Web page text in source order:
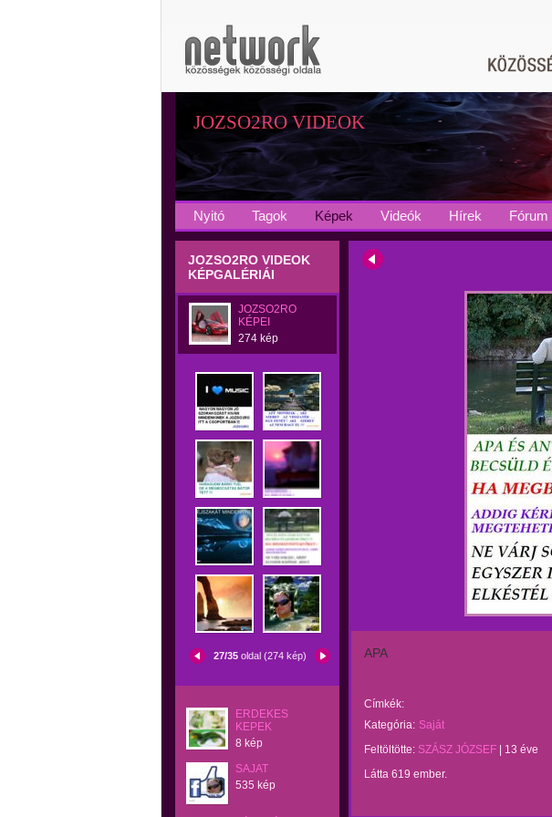
JOZSO2RO VIDEOK
Nyitó Tagok Képek Videók Hírek Fórum
JOZSO2RO VIDEOK
KÉPGALÉRIÁI
JOZSO2RO
KÉPEI
274 kép
27/35 oldal (274 kép)
ERDEKES
KEPEK
8 kép
SAJAT
535 kép
APA
Címkék:
Kategória: Saját
Feltöltötte: SZÁSZ JÓZSEF
13 éve
Látta 619 ember.